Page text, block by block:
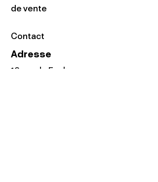
de vente
Contact
Adresse
16 rue du Faubourg